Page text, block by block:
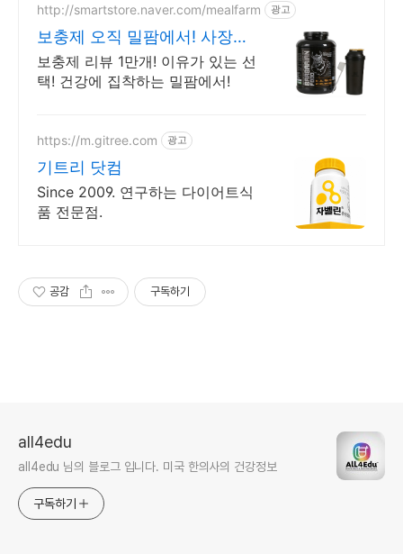
http://smartstore.naver.com/mealfarm 광고
보충제 오직 밀팜에서! 사장님
이 직접 먹고 판매!
보충제 리뷰 1만개! 이유가 있는 선
택! 건강에 집착하는 밀팜에서!
https://m.gitree.com 광고
기트리 닷컴
Since 2009. 연구하는 다이어트식
품 전문점.
공감 구독하기
all4edu
all4edu 님의 블로그 입니다. 미국 한의사의 건강정보
구독하기